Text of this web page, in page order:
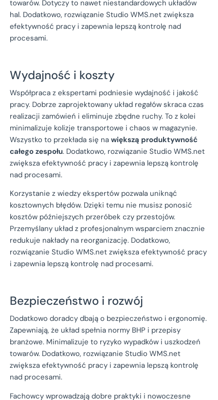
towarów. Dotyczy to nawet niestandardowych układów
hal. Dodatkowo, rozwiązanie Studio WMS.net zwiększa
efektywność pracy i zapewnia lepszą kontrolę nad
procesami.
Wydajność i koszty
Współpraca z ekspertami podniesie wydajność i jakość
pracy. Dobrze zaprojektowany układ regałów skraca czas
realizacji zamówień i eliminuje zbędne ruchy. To z kolei
minimalizuje kolizje transportowe i chaos w magazynie.
Wszystko to przekłada się na większą produktywność
całego zespołu. Dodatkowo, rozwiązanie Studio WMS.net
zwiększa efektywność pracy i zapewnia lepszą kontrolę
nad procesami.
Korzystanie z wiedzy ekspertów pozwala uniknąć
kosztownych błędów. Dzięki temu nie musisz ponosić
kosztów późniejszych przeróbek czy przestojów.
Przemyślany układ z profesjonalnym wsparciem znacznie
redukuje nakłady na reorganizację. Dodatkowo,
rozwiązanie Studio WMS.net zwiększa efektywność pracy
i zapewnia lepszą kontrolę nad procesami.
Bezpieczeństwo i rozwój
Dodatkowo doradcy dbają o bezpieczeństwo i ergonomię.
Zapewniają, że układ spełnia normy BHP i przepisy
branżowe. Minimalizuje to ryzyko wypadków i uszkodzeń
towarów. Dodatkowo, rozwiązanie Studio WMS.net
zwiększa efektywność pracy i zapewnia lepszą kontrolę
nad procesami.
Fachowcy wprowadzają dobre praktyki i nowoczesne